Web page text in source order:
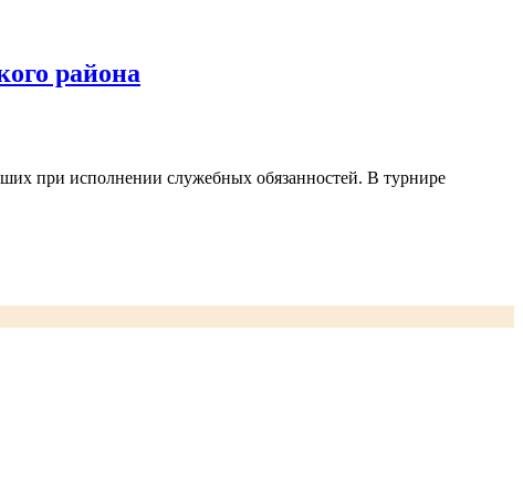
района
при исполнении служебных обязанностей. В турнире